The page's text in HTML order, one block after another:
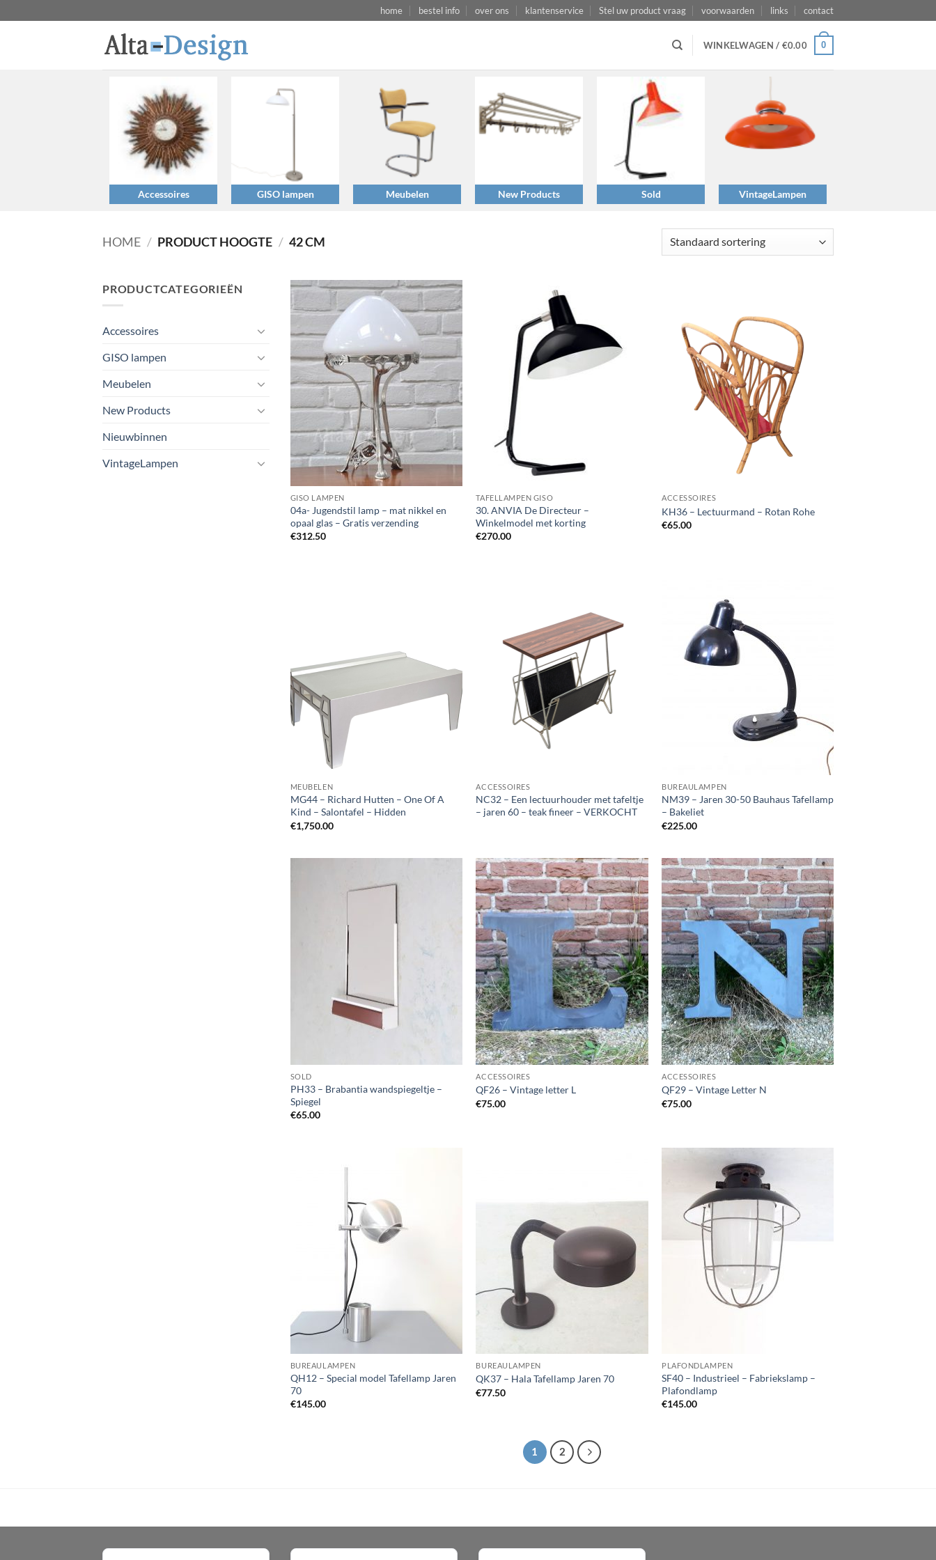
naar
home bestel info over ons klantenservice Stel uw product vraag voorwaarden links contact
WINKELWAGEN / €0.00 0
Accessoires GISO lampen Meubelen New Products Sold VintageLampen
HOME / PRODUCT HOOGTE / 42 CM
PRODUCTCATEGORIEËN
Accessoires
GISO lampen
Meubelen
New Products
Nieuwbinnen
VintageLampen
GISO LAMPEN
04a- Jugendstil lamp – mat nikkel en
opaal glas – Gratis verzending
€312.50
TAFELLAMPEN GISO
30. ANVIA De Directeur –
Winkelmodel met korting
€270.00
ACCESSOIRES
KH36 – Lectuurmand – Rotan Rohe
€65.00
MEUBELEN
MG44 – Richard Hutten – One Of A
Kind – Salontafel – Hidden
€1,750.00
ACCESSOIRES
NC32 – Een lectuurhouder met tafeltje
– jaren 60 – teak fineer – VERKOCHT
BUREAULAMPEN
NM39 – Jaren 30-50 Bauhaus Tafellamp
– Bakeliet
€225.00
SOLD
PH33 – Brabantia wandspiegeltje –
Spiegel
€65.00
ACCESSOIRES
QF26 – Vintage letter L
€75.00
ACCESSOIRES
QF29 – Vintage Letter N
€75.00
BUREAULAMPEN
QH12 – Special model Tafellamp Jaren
70
€145.00
BUREAULAMPEN
QK37 – Hala Tafellamp Jaren 70
€77.50
PLAFONDLAMPEN
SF40 – Industrieel – Fabriekslamp –
Plafondlamp
€145.00
1 2